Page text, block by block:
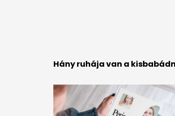
Hány ruhája van a